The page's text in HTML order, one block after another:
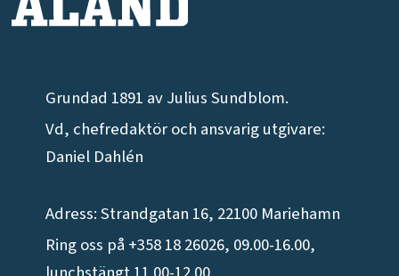
Grundad 1891 av Julius Sundblom.
Vd, chefredaktör och ansvarig utgivare:
Daniel Dahlén
Adress: Strandgatan 16, 22100 Mariehamn
Ring oss på +358 18 26026, 09.00-16.00,